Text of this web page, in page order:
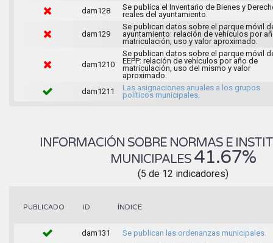
dam128
Se publica el Inventario de Bienes y
reales del ayuntamiento.
dam129
Se publican datos sobre el parque móvil
ayuntamiento: relación de vehículos por
matriculación, uso y valor aproximado.
dam1210
Se publican datos sobre el parque móvil
EEPP: relación de vehículos por año de
matriculación, uso del mismo y valor
aproximado.
dam1211
Las asignaciones anuales a los grupos
políticos municipales.
INFORMACIÓN SOBRE NORMAS E
MUNICIPALES 41.67%
(5 de 12 indicadores)
PUBLICADO ID ÍNDICE
dam131 Se publican las ordenanzas municipales.